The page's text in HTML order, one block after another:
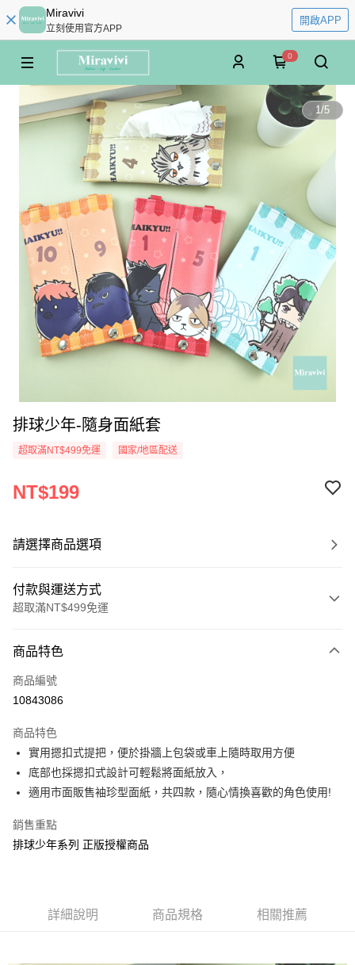
Miravivi
立刻使用官方APP
開啟APP
0
1/5
排球少年-隨身面紙套
超取滿NT$499免運 國家/地區配送
NT$199
請選擇商品選項
付款與運送方式
超取滿NT$499免運
信用卡一次付款
超商取貨付款
Apple Pay
街口支付
AFTEE先享後付
１．簡單：不需註冊會員、不需綁卡、不需儲值。
運送方式
商品特色
商品編號
10843086
商品特色
實用摁扣式提把，便於掛牆上包袋或車上隨時取用方便
底部也採摁扣式設計可輕鬆將面紙放入，
適用市面販售袖珍型面紙，共四款，隨心情換喜歡的角色使用!
銷售重點
排球少年系列 正版授權商品
詳細說明 商品規格 相關推薦